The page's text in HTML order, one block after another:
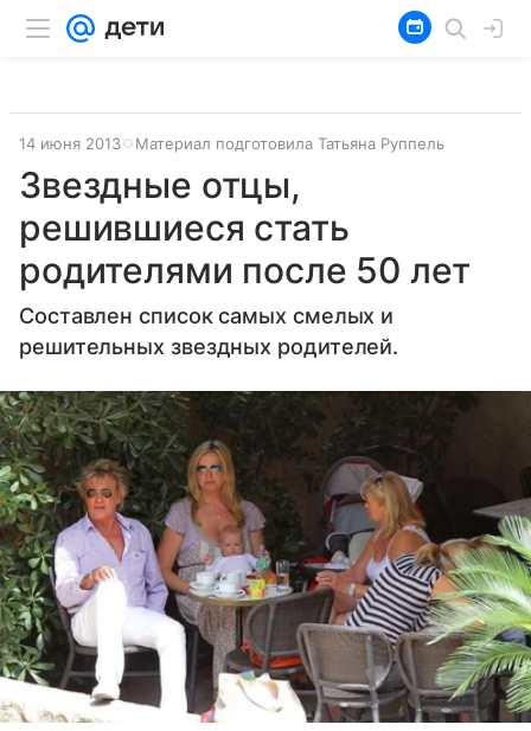
14 июня 2013 Материал подготовила Татьяна Руппель
Звездные отцы,
решившиеся стать
родителями после 50 лет
Составлен список самых смелых и
решительных звездных родителей.